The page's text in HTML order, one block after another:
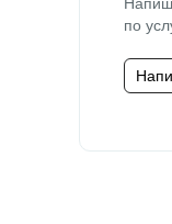
по